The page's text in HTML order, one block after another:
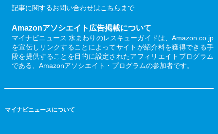
記事に関するお問い合わせはこちら まで
Amazonアソシエイト広告掲載について
マイナビニュース 水まわりのレスキューガイドは、Amazon.co.jp
を宣伝しリンクすることによってサイトが紹介料を獲得できる手
段を提供することを目的に設定されたアフィリエイトプログラム
である、Amazonアソシエイト・プログラムの参加者です。
マイナビニュースについて